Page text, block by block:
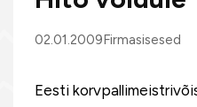
02.01.2009Firmasisesed
Eesti